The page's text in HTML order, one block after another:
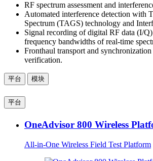
RF spectrum assessment and
Automated interference detection with
Spectrum (TAGS) technology and
Signal recording of digital RF data (I/
frequency bandwidths of real-time
Fronthaul transport and
verification.
平台 模块
平台
OneAdvisor 800 Wireless
All-in-One Wireless Field Test Platform